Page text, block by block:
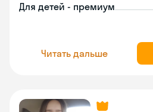
Для детей - премиум
Читать дальше